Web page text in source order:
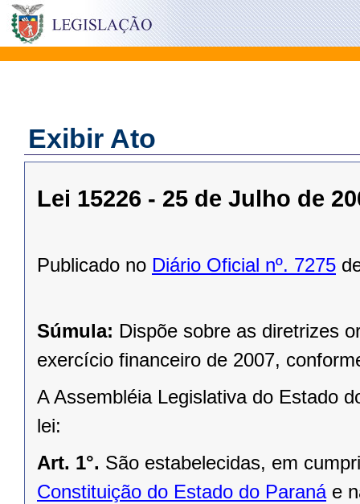
Exibir Ato
Lei 15226 - 25 de Julho de
Publicado no Diário Oficial nº. 7275
Súmula: Dispõe sobre as diretrizes
exercício financeiro de 2007,
A Assembléia Legislativa do Estado
lei:
Art. 1°. São estabelecidas, em
Constituição do Estado do Paranáe